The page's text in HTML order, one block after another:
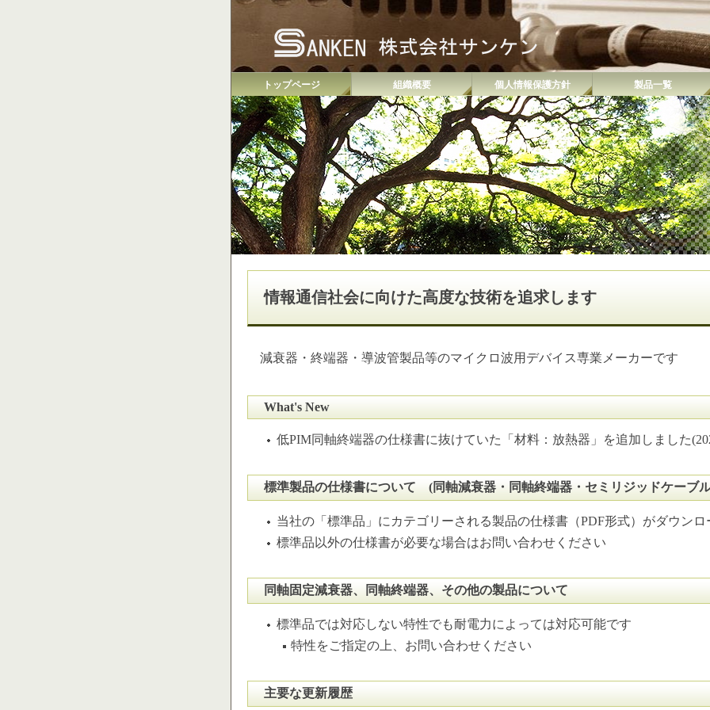
トップページ 組織概要 個人情報保護方針 製品一覧
情報通信社会に向けた高度な技術を追求します
減衰器・終端器・導波管製品等のマイクロ波用デバイス専業メーカーです
What's New
低PIM同軸終端器の仕様書に抜けていた「材料：放熱器」を追加しました
標準製品の仕様書について (同軸減衰器・同軸終端器・セミリジッドケーブ
当社の「標準品」にカテゴリーされる製品の仕様書（PDF形式）がダウン
標準品以外の仕様書が必要な場合はお問い合わせください
同軸固定減衰器、同軸終端器、その他の製品について
標準品では対応しない特性でも耐電力によっては対応可能です
特性をご指定の上、お問い合わせください
主要な更新履歴